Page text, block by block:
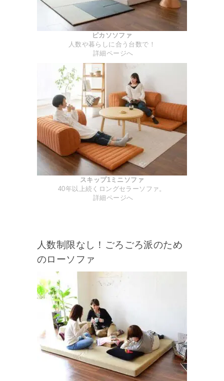
ピカソソファ
人数や暮らしに合う台数で！
詳細ページへ
スキップ1ミニソファ
40年以上続くロングセラーソファ。
詳細ページへ
人数制限なし！ごろごろ派のため
のローソファ